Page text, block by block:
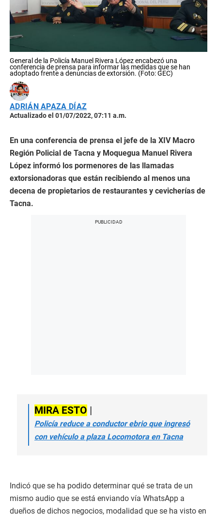
General de la Policía Manuel Rivera López encabezó una
conferencia de prensa para informar las medidas que se han
adoptado frente a denuncias de extorsión. (Foto: GEC)
ADRIÁN APAZA DÍAZ
Actualizado el 01/07/2022, 07:11 a.m.
En una conferencia de prensa el jefe de la XIV Macro
Región Policial de Tacna y Moquegua Manuel Rivera
López informó los pormenores de las llamadas
extorsionadoras que están recibiendo al menos una
decena de propietarios de restaurantes y cevicherías de
Tacna.
MIRA ESTO |
Policía reduce a conductor ebrio que ingresó
con vehículo a plaza Locomotora en Tacna
Indicó que se ha podido determinar qué se trata de un
mismo audio que se está enviando vía WhatsApp a
dueños de dichos negocios, modalidad que se ha visto en